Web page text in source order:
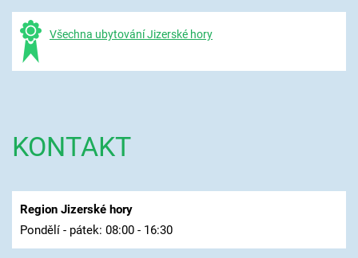
Všechna ubytování Jizerské hory
KONTAKT
Region Jizerské hory
Pondělí - pátek: 08:00 - 16:30